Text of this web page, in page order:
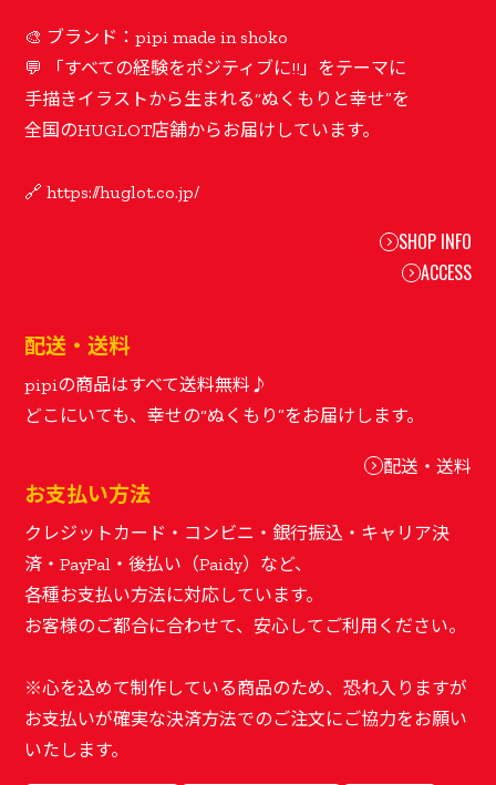
🎨 ブランド：pipi made in shoko
💬 「すべての経験をポジティブに!!」をテーマに
手描きイラストから生まれる“ぬくもりと幸せ”を
全国のHUGLOT店舗からお届けしています。
SHOP INFO
ACCESS
配送・送料
pipiの商品はすべて送料無料♪
配送・送料
お支払い方法
クレジットカード・コンビニ・銀行振込・キャリア決
済・PayPal・後払い（Paidy）など、
各種お支払い方法に対応しています。
お客様のご都合に合わせて、安心してご利用ください。
※心を込めて制作している商品のため、恐れ入りますが
お支払いが確実な決済方法でのご注文にご協力をお願い
いたします。